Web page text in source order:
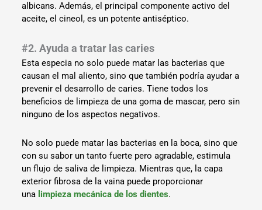
albicans. Además, el principal componente activo del
aceite, el cineol, es un potente antiséptico.
#2. Ayuda a tratar las caries
Esta especia no solo puede matar las bacterias que
causan el mal aliento, sino que también podría ayudar a
prevenir el desarrollo de caries. Tiene todos los
beneficios de limpieza de una goma de mascar, pero sin
ninguno de los aspectos negativos.
No solo puede matar las bacterias en la boca, sino que
con su sabor un tanto fuerte pero agradable, estimula
un flujo de saliva de limpieza. Mientras que, la capa
exterior fibrosa de la vaina puede proporcionar
una limpieza mecánica de los dientes.